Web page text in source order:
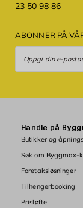
23 50 98 86
ABONNER PÅ
Handle på
Butikker og
Søk om Byggmax-
Foretaksløsninger
Tilhengerbooking
Prisløfte